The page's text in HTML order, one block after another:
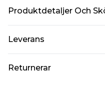
Produktdetaljer Och
Leverans
Standardleverans
Returnerar